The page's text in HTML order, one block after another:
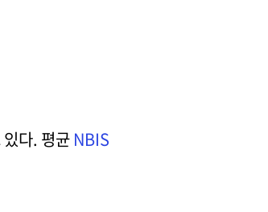
다. 평균 NBIS